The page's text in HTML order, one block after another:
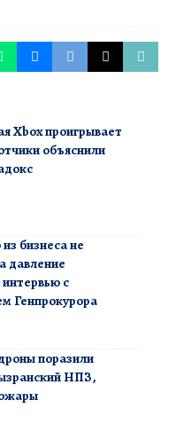
Xbox проигрывает
объяснили
бизнеса не
давление
с
Генпрокурора
поразили
НПЗ,